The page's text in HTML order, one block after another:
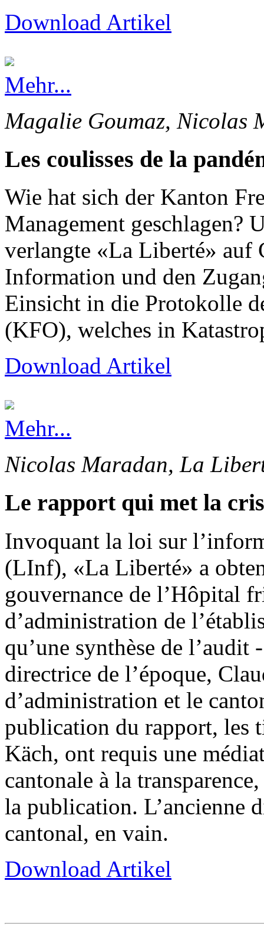
Download Artikel
Mehr...
Magalie Goumaz, Nicolas
Les coulisses de la
Wie hat sich der Kanton
Management geschlagen?
verlangte «La Liberté» auf
Information und den
Einsicht in die Protokolle
(KFO), welches in
Download Artikel
Mehr...
Nicolas Maradan, La
Le rapport qui met la
Invoquant la loi sur
(LInf), «La Liberté» a
gouvernance de l’Hôpital
d’administration de
qu’une synthèse de
directrice de l’époque,
d’administration et le
publication du rapport, les
Käch, ont requis une
cantonale à la
la publication. L’ancienne
cantonal, en vain.
Download Artikel